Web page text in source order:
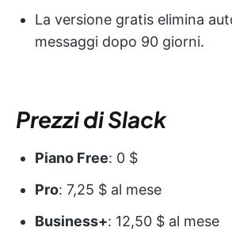
La versione gratis elimina
messaggi dopo 90 giorni.
Prezzi di Slack
Piano Free: 0 $
Pro: 7,25 $ al mese
Business+: 12,50 $ al mese